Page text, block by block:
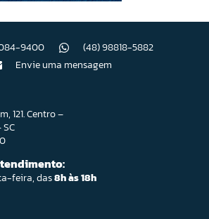
9400
(48) 98818-5882
Envie uma mensagem
121. Centro –
feira, das8h às 18h